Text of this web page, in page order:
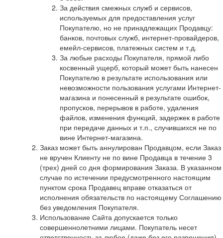
За действия смежных служб и сервисов,
используемых для предоставления услуг
Покупателю, но не принадлежащих Продавцу:
банков, почтовых служб, интернет-провайдеров,
емейл-сервисов, платежных систем и т.д.
За любые расходы Покупателя, прямой либо
косвенный ущерб, который может быть нанесен
Покупателю в результате использования или
невозможности пользования услугами Интернет-
магазина и понесенный в результате ошибок,
пропусков, перерывов в работе, удаления
файлов, изменения функций, задержек в работе
при передаче данных и т.п., случившихся не по
вине Интернет-магазина.
Заказ может быть аннулирован Продавцом, если Заказ
не вручен Клиенту не по вине Продавца в течение 3
(трех) дней со дня формирования Заказа. В указанном
случае по истечении предусмотренного настоящим
пунктом срока Продавец вправе отказаться от
исполнения обязательств по настоящему Соглашению
без уведомления Покупателя.
Использование Сайта допускается только
совершеннолетними лицами. Покупатель несет